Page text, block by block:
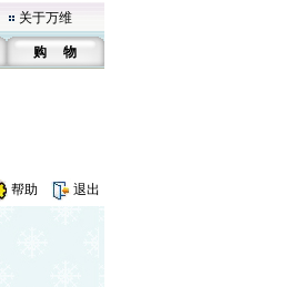
关于万维
购 物
帮助 退出